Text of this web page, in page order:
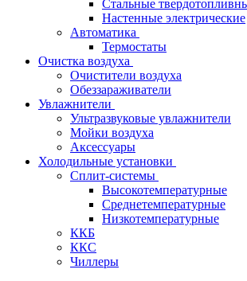
Стальные
Настенные электрические
Автоматика
Термостаты
Очистка воздуха
Очистители воздуха
Обеззараживатели
Увлажнители
Ультразвуковые увлажнители
Мойки воздуха
Аксессуары
Холодильные установки
Сплит-системы
Высокотемпературные
Среднетемпературные
Низкотемпературные
ККБ
ККС
Чиллеры